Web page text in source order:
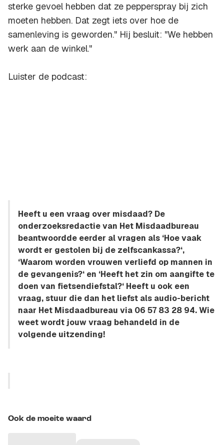
sterke gevoel hebben dat ze pepperspray bij zich
moeten hebben. Dat zegt iets over hoe de
samenleving is geworden." Hij besluit: "We hebben
werk aan de winkel."
Luister de podcast:
Heeft u een vraag over misdaad? De
onderzoeksredactie van Het Misdaadbureau
beantwoordde eerder al vragen als ‘Hoe vaak
wordt er gestolen bij de zelfscankassa?‘,
‘Waarom worden vrouwen verliefd op mannen in
de gevangenis?‘ en ‘Heeft het zin om aangifte te
doen van fietsendiefstal?‘ Heeft u ook een
vraag, stuur die dan het liefst als audio-bericht
naar Het Misdaadbureau via 06 57 83 28 94. Wie
weet wordt jouw vraag behandeld in de
volgende uitzending!
Ook de moeite waard